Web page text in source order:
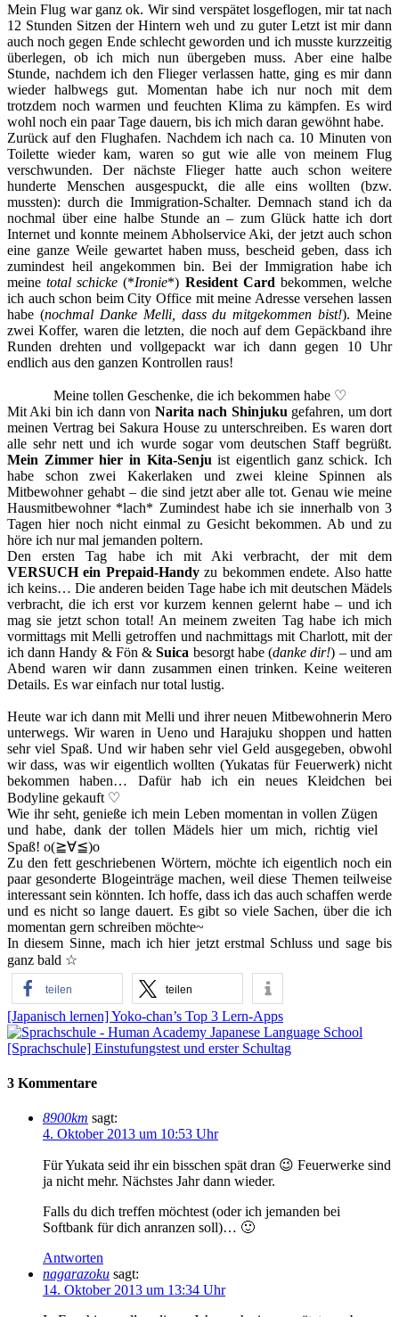
Mein Flug war ganz ok. Wir sind verspätet losgeflogen, mir tat nach
12 Stunden Sitzen der Hintern weh und zu guter Letzt ist mir dann
auch noch gegen Ende schlecht geworden und ich musste kurzzeitig
überlegen, ob ich mich nun übergeben muss. Aber eine halbe
Stunde, nachdem ich den Flieger verlassen hatte, ging es mir dann
wieder halbwegs gut. Momentan habe ich nur noch mit dem
trotzdem noch warmen und feuchten Klima zu kämpfen. Es wird
wohl noch ein paar Tage dauern, bis ich mich daran gewöhnt habe.
Zurück auf den Flughafen. Nachdem ich nach ca. 10 Minuten von
Toilette wieder kam, waren so gut wie alle von meinem Flug
verschwunden. Der nächste Flieger hatte auch schon weitere
hunderte Menschen ausgespuckt, die alle eins wollten (bzw.
mussten): durch die Immigration-Schalter. Demnach stand ich da
nochmal über eine halbe Stunde an – zum Glück hatte ich dort
Internet und konnte meinem Abholservice Aki, der jetzt auch schon
eine ganze Weile gewartet haben muss, bescheid geben, dass ich
zumindest heil angekommen bin. Bei der Immigration habe ich
meine total schicke (*Ironie*) Resident Card bekommen, welche
ich auch schon beim City Office mit meine Adresse versehen lassen
habe (nochmal Danke Melli, dass du mitgekommen bist!). Meine
zwei Koffer, waren die letzten, die noch auf dem Gepäckband ihre
Runden drehten und vollgepackt war ich dann gegen 10 Uhr
endlich aus den ganzen Kontrollen raus!
Meine tollen Geschenke, die ich bekommen habe ♡
Mit Aki bin ich dann von Narita nach Shinjuku gefahren, um dort
meinen Vertrag bei Sakura House zu unterschreiben. Es waren dort
alle sehr nett und ich wurde sogar vom deutschen Staff begrüßt.
Mein Zimmer hier in Kita-Senju ist eigentlich ganz schick. Ich
habe schon zwei Kakerlaken und zwei kleine Spinnen als
Mitbewohner gehabt – die sind jetzt aber alle tot. Genau wie meine
Hausmitbewohner *lach* Zumindest habe ich sie innerhalb von 3
Tagen hier noch nicht einmal zu Gesicht bekommen. Ab und zu
höre ich nur mal jemanden poltern.
Den ersten Tag habe ich mit Aki verbracht, der mit dem
VERSUCH ein Prepaid-Handyzu bekommen endete. Also hatte
ich keins… Die anderen beiden Tage habe ich mit deutschen Mädels
verbracht, die ich erst vor kurzem kennen gelernt habe – und ich
mag sie jetzt schon total! An meinem zweiten Tag habe ich mich
vormittags mit Melli getroffen und nachmittags mit Charlott, mit der
ich dann Handy & Fön &Suica besorgt habe (danke dir!) – und am
Abend waren wir dann zusammen einen trinken. Keine weiteren
Details. Es war einfach nur total lustig.
Heute war ich dann mit Melli und ihrer neuen Mitbewohnerin Mero
unterwegs. Wir waren in Ueno und Harajuku shoppen und hatten
sehr viel Spaß. Und wir haben sehr viel Geld ausgegeben, obwohl
wir dass, was wir eigentlich wollten (Yukatas für Feuerwerk) nicht
bekommen haben… Dafür hab ich ein neues Kleidchen bei
Bodyline gekauft ♡
Wie ihr seht, genieße ich mein Leben momentan in vollen Zügen
und habe, dank der tollen Mädels hier um mich, richtig viel
Spaß! o(≧∀≦)o
Zu den fett geschriebenen Wörtern, möchte ich eigentlich noch ein
paar gesonderte Blogeinträge machen, weil diese Themen teilweise
interessant sein könnten. Ich hoffe, dass ich das auch schaffen werde
und es nicht so lange dauert. Es gibt so viele Sachen, über die ich
momentan gern schreiben möchte~
In diesem Sinne, mach ich hier jetzt erstmal Schluss und sage bis
ganz bald ☆
teilen teilen
[Japanisch lernen] Yoko-chan’s Top 3 Lern-Apps
[Sprachschule] Einstufungstest und erster Schultag
3 Kommentare
8900km sagt:
4. Oktober 2013 um 10:53 Uhr
Für Yukata seid ihr ein bisschen spät dran 😉 Feuerwerke sind
ja nicht mehr. Nächstes Jahr dann wieder.
Falls du dich treffen möchtest (oder ich jemanden bei
Softbank für dich anranzen soll)… 🙂
Antworten
nagarazoku sagt:
14. Oktober 2013 um 13:34 Uhr